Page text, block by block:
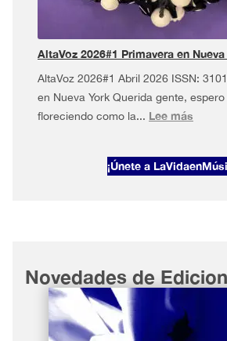
en
Nueva
AltaVoz 2026#1 Primavera en Nueva
AltaVoz 2026#1 Abril 2026 ISSN:
en Nueva York Querida gente,
floreciendo como la... Lee más
¡Únete a
Novedades de